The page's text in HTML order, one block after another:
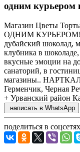
одним курьером
Магазин Цветы Торты
ОДНИМ КУРЬЕРОМ! -
дубайский шоколад,
клубника в
вкусные эмоции на
санаторий, в
магазины..
Герменчик, Черная
+ Урванский район
написать в WhatsApp
поделиться в соцсетях